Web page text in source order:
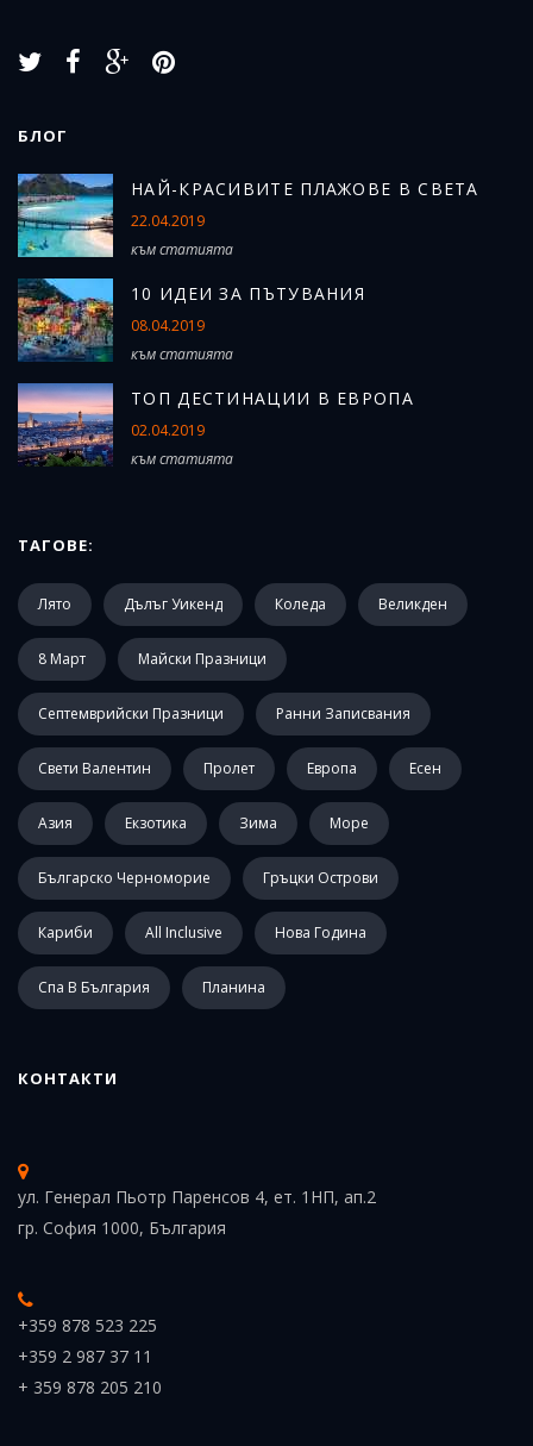
БЛОГ
НАЙ-КРАСИВИТЕ ПЛАЖОВЕ В СВЕТА
22.04.2019
към статията
10 ИДЕИ ЗА ПЪТУВАНИЯ
08.04.2019
към статията
ТОП ДЕСТИНАЦИИ В ЕВРОПА
02.04.2019
към статията
ТАГОВЕ:
Лято Дълъг Уикенд Коледа Великден
8 Март Майски Празници
Септемврийски Празници Ранни Записвания
Свети Валентин Пролет Европа Есен
Азия Екзотика Зима Море
Българско Черноморие Гръцки Острови
Кариби All Inclusive Нова Година
Спа В България Планина
КОНТАКТИ
ул. Генерал Пьотр Паренсов 4, ет. 1НП, ап.2
гр. София 1000, България
+359 878 523 225
+359 2 987 37 11
+ 359 878 205 210